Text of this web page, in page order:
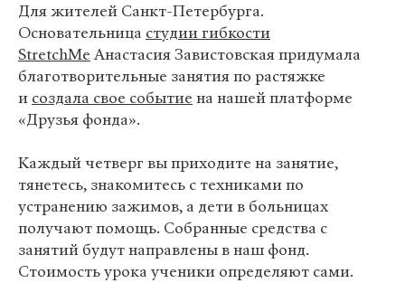
Для жителей Санкт-Петербурга.
Основательница студии гибкости
StretchMeАнастасия Завистовская придумала
благотворительные занятия по растяжке
и создала свое событие на нашей платформе
«Друзья фонда».
Каждый четверг вы приходите на занятие,
тянетесь, знакомитесь с техниками по
устранению зажимов, а дети в больницах
получают помощь. Собранные средства с
занятий будут направлены в наш фонд.
Стоимость урока ученики определяют сами.